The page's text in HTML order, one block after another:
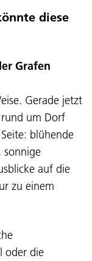
diese
Grafen
Gerade jetzt
um Dorf
blühende
sonnige
auf die
zu einem
oder die